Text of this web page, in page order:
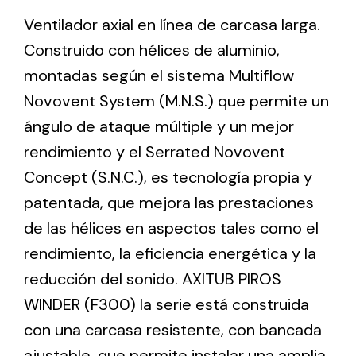
Ventilation
The incorporation of Novovent into the group
meant a greater offer of ventilation products for
Iluminación Solar
Variedad de soluciones solares para todo tipo
Ventilador axial en línea de carcasa larga.
Construido con hélices de aluminio,
montadas según el sistema Multiflow
Novovent System (M.N.S.) que permite un
ángulo de ataque múltiple y un mejor
rendimiento y el Serrated Novovent
Concept (S.N.C.), es tecnología propia y
patentada, que mejora las prestaciones
de las hélices en aspectos tales como el
rendimiento, la eficiencia energética y la
reducción del sonido. AXITUB PIROS
WINDER (F300) la serie está construida
con una carcasa resistente, con bancada